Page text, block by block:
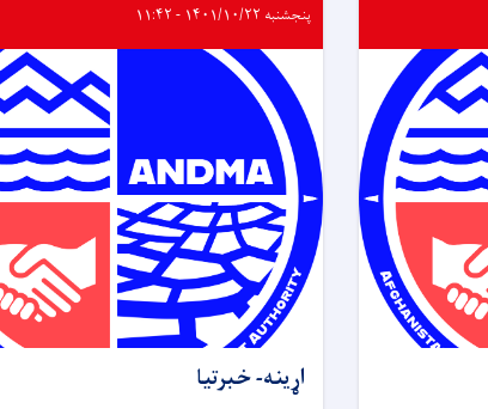
پنجشنبه ۱۴۰۱/۱۰/۲۲ - ۱۱:۴۲
اړینه- خبرتیا